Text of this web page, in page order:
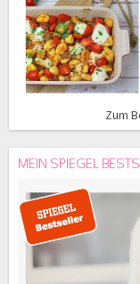
Zum
MEIN SPIEGEL